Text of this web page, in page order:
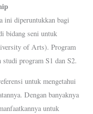
ini diperuntukkan bagi
bidang seni untuk
of Arts). Program
program S1 dan S2.
untuk mengetahui
Dengan banyaknya
untuk